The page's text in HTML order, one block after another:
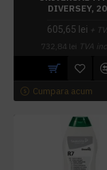
DIVERSEY,
605,65 lei +
732,84 lei TVA
Cumpara acum